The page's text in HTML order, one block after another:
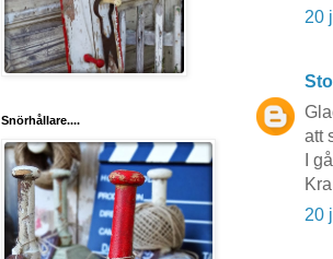
20
att
I
20
Snörhållare....